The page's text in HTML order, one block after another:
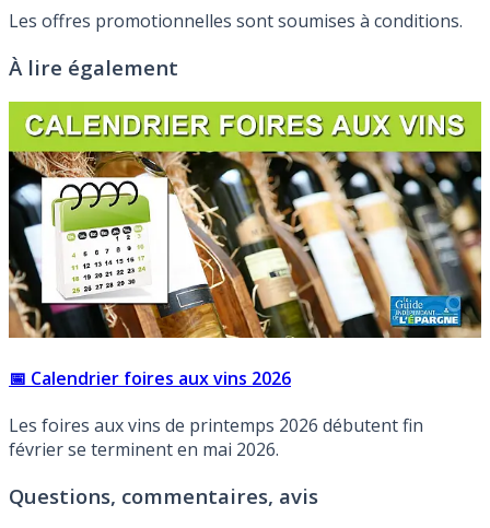
Les offres promotionnelles sont soumises à conditions.
À lire également
📅 Calendrier foires aux vins 2026
Les foires aux vins de printemps 2026 débutent fin
février se terminent en mai 2026.
Questions, commentaires, avis